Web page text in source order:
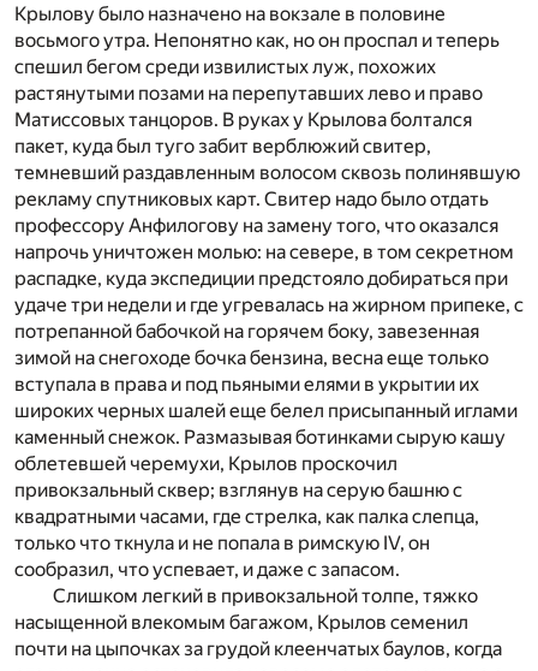
Крылову было назначено на вокзале в половине
восьмого утра. Непонятно как, но он проспал и теперь
спешил бегом среди извилистых луж, похожих
растянутыми позами на перепутавших лево и право
Матиссовых танцоров. В руках у Крылова болтался
пакет, куда был туго забит верблюжий свитер,
темневший раздавленным волосом сквозь полинявшую
рекламу спутниковых карт. Свитер надо было отдать
профессору Анфилогову на замену того, что оказался
напрочь уничтожен молью: на севере, в том секретном
распадке, куда экспедиции предстояло добираться при
удаче три недели и где угревалась на жирном припеке, с
потрепанной бабочкой на горячем боку, завезенная
зимой на снегоходе бочка бензина, весна еще только
вступала в права и под пьяными елями в укрытии их
широких черных шалей еще белел присыпанный иглами
каменный снежок. Размазывая ботинками сырую кашу
облетевшей черемухи, Крылов проскочил
привокзальный сквер; взглянув на серую башню с
квадратными часами, где стрелка, как палка слепца,
только что ткнула и не попала в римскую IV, он
сообразил, что успевает, и даже с запасом.
Слишком легкий в привокзальной толпе, тяжко
насыщенной влекомым багажом, Крылов семенил
почти на цыпочках за грудой клеенчатых баулов, когда